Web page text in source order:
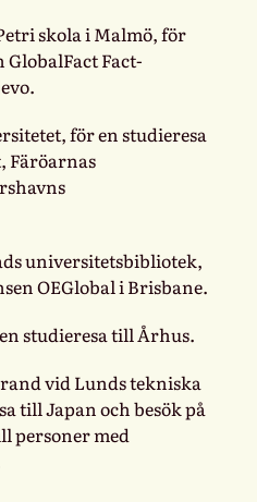
skola i Malmö, för
Fact-
för en studieresa
Färöarnas
universitetsbibliotek,
OEGlobal i Brisbane.
studieresa till Århus.
vid Lunds tekniska
till Japan och besök på
personer med